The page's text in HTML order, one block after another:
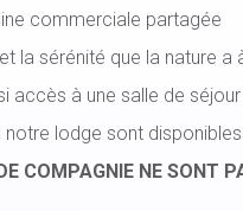
commerciale partagée
la sérénité que la nature a
accès à une salle de
lodge sont
COMPAGNIE NE SONT